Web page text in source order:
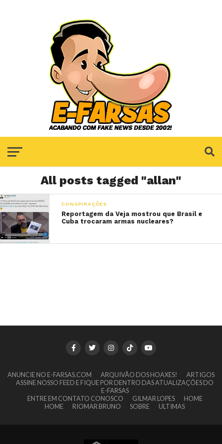
All posts tagged "allan"
CONSPIRAÇÕES
Reportagem da Veja mostrou que Brasil e
Cuba trocaram armas nucleares?
ANUNCIE NO E-FARSAS.COM ARQUIVÃO DOS HOAXES!
ARTIGOS
ASSINE NOSSO FEED E FIQUE POR DENTRO DAS ATUALIZAÇÕES DO
E-FARSAS
ENTRE EM CONTATO CONOSCO
GILMAR LOPES
HOME
HOME
RIOMAR BRUNO SOBRE ULTIMAS